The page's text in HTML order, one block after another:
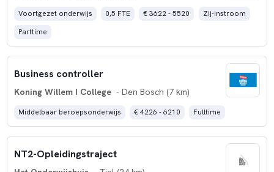
Voortgezet onderwijs 0,5 FTE € 3622 - 5520
Zij-instroom
Parttime
Business controller
Koning Willem I College - Den Bosch (7 km)
Middelbaar beroepsonderwijs € 4226 - 6210 Fulltime
NT2-Opleidingstraject